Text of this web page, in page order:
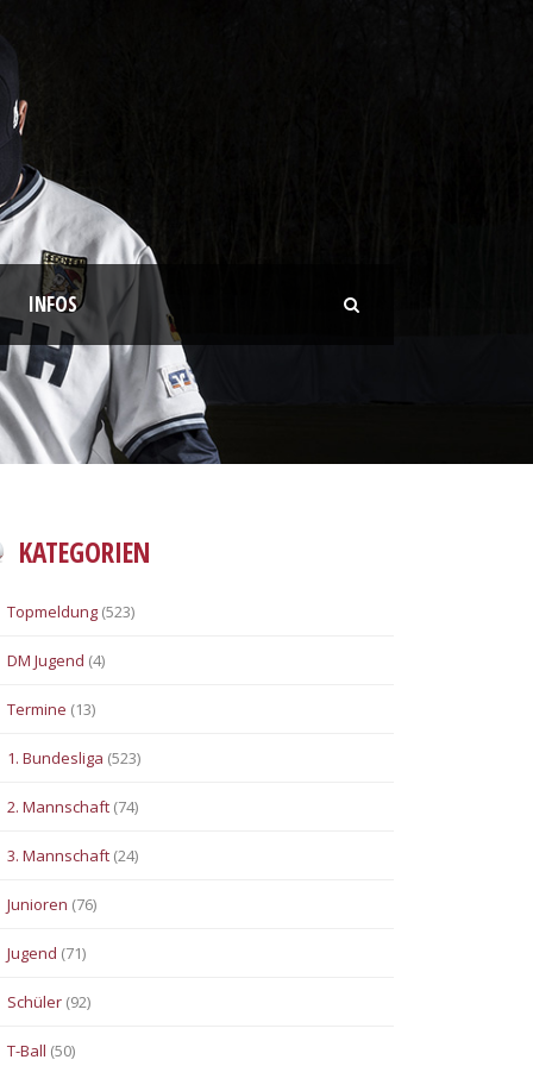
INFOS
KATEGORIEN
Topmeldung (523)
DM Jugend (4)
Termine (13)
1. Bundesliga (523)
2. Mannschaft (74)
3. Mannschaft (24)
Junioren (76)
Jugend (71)
Schüler (92)
T-Ball (50)